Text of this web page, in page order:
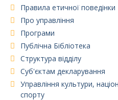
Правила етичної поведінки
Про управління
Програми
Публічна Бібліотека
Структура відділу
Суб'єктам декларування
Управління культури,
спорту